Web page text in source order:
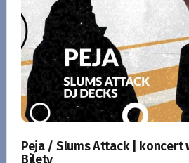
Peja / Slums Attack | koncert
Bilety